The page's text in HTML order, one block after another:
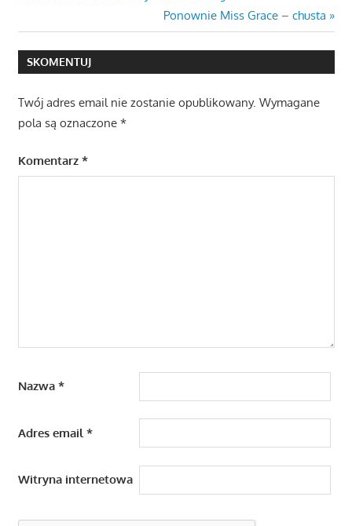
wpisu
Next
Post:
Ponownie Miss Grace – chusta
SKOMENTUJ
Twój adres email nie zostanie opublikowany. Wymagane
pola są oznaczone *
Komentarz *
Nazwa *
Adres email*
Witryna internetowa